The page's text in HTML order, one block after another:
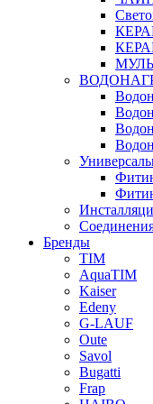
Бренды
TIM
AquaTIM
Kaiser
Edeny
G-LAUF
Oute
Savol
Bugatti
Frap